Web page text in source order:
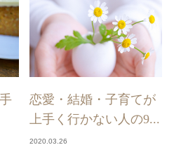
恋愛・結婚・子育てが
上手く行かない人の9...
2020.03.26